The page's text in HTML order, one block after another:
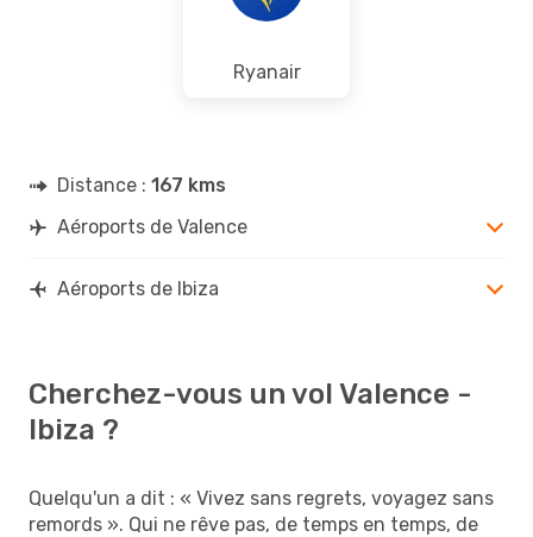
Ryanair
Distance : 167 kms
Aéroports de Valence
Aéroports de Ibiza
Cherchez-vous un vol Valence -
Ibiza ?
Quelqu'un a dit : « Vivez sans regrets, voyagez sans
remords ». Qui ne rêve pas, de temps en temps, de